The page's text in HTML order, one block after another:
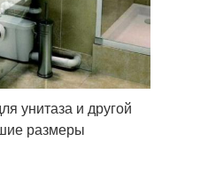
унитаза и другой
размеры